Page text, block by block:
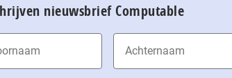
nieuwsbrief Computable